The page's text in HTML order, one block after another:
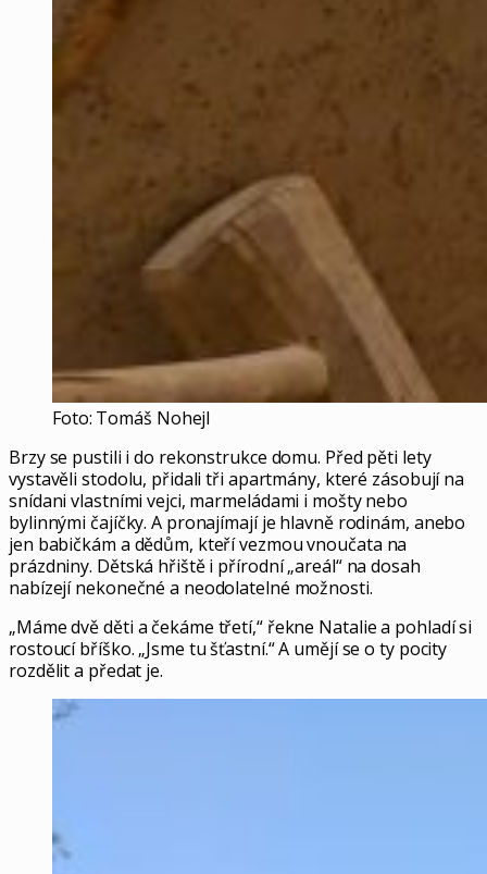
Foto: Tomáš Nohejl
Brzy se pustili i do rekonstrukce domu. Před pěti lety
vystavěli stodolu, přidali tři apartmány, které zásobují na
snídani vlastními vejci, marmeládami i mošty nebo
bylinnými čajíčky. A pronajímají je hlavně rodinám, anebo
jen babičkám a dědům, kteří vezmou vnoučata na
prázdniny. Dětská hřiště i přírodní „areál“ na dosah
nabízejí nekonečné a neodolatelné možnosti.
„Máme dvě děti a čekáme třetí,“ řekne Natalie a pohladí si
rostoucí bříško. „Jsme tu šťastní.“ A umějí se o ty pocity
rozdělit a předat je.